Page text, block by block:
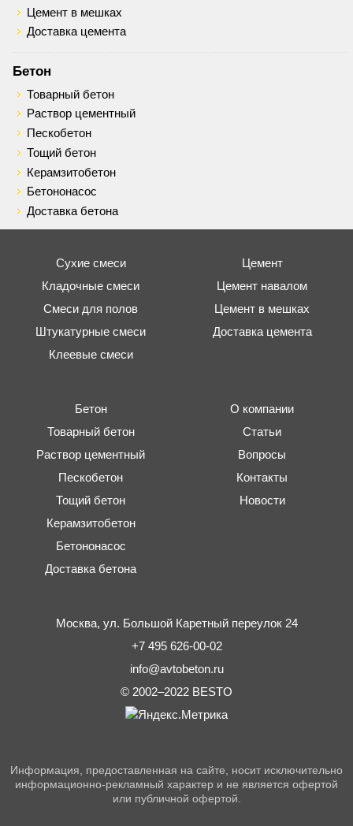
Цемент в мешках
Доставка цемента
Бетон
Товарный бетон
Раствор цементный
Пескобетон
Тощий бетон
Керамзитобетон
Бетононасос
Доставка бетона
Сухие смеси
Кладочные смеси
Смеси для полов
Штукатурные смеси
Клеевые смеси
Цемент
Цемент навалом
Цемент в мешках
Доставка цемента
Бетон
Товарный бетон
Раствор цементный
Пескобетон
Тощий бетон
Керамзитобетон
Бетононасос
Доставка бетона
О компании
Статьи
Вопросы
Контакты
Новости
Москва, ул. Большой Каретный переулок 24
+7 495 626-00-02
info@avtobeton.ru
© 2002–2022 BESTO
Информация, предоставленная на сайте, носит исключительно
информационно-рекламный характер и не является офертой
или публичной офертой.